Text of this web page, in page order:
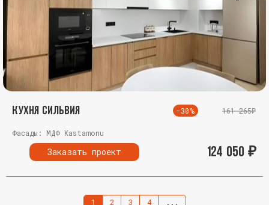
Кухня Сильвия -30% 161 265₽
Фасады: МДФ Kastamonu
Заказать проект 124 050 ₽
1 2 3 4 ...